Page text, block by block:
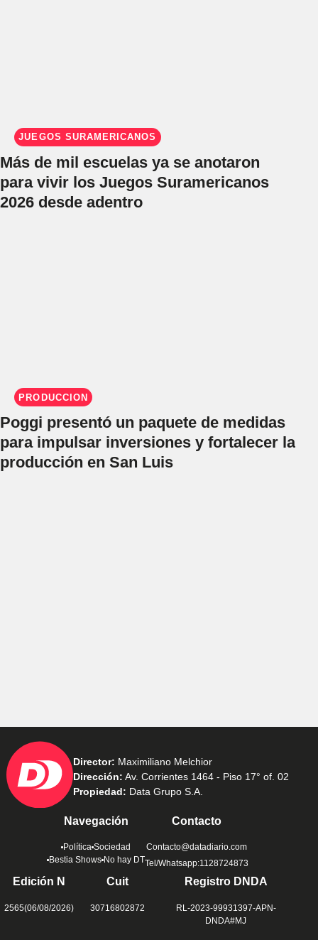
JUEGOS SURAMERICANOS
Más de mil escuelas ya se anotaron
para vivir los Juegos Suramericanos
2026 desde adentro
PRODUCCIÓN
Poggi presentó un paquete de medidas
para impulsar inversiones y fortalecer la
producción en San Luis
Director: Maximiliano Melchior
Dirección: Av. Corrientes 1464 - Piso 17° of. 02
Propiedad: Data Grupo S.A.
Navegación
Política Sociedad
Bestia Shows No hay DT
Contacto
Contacto@datadiario.com
Tel/Whatsapp:1128724873
Edición N
2565(06/08/2026)
Cuit
30716802872
Registro DNDA
RL-2023-99931397-APN-
DNDA#MJ